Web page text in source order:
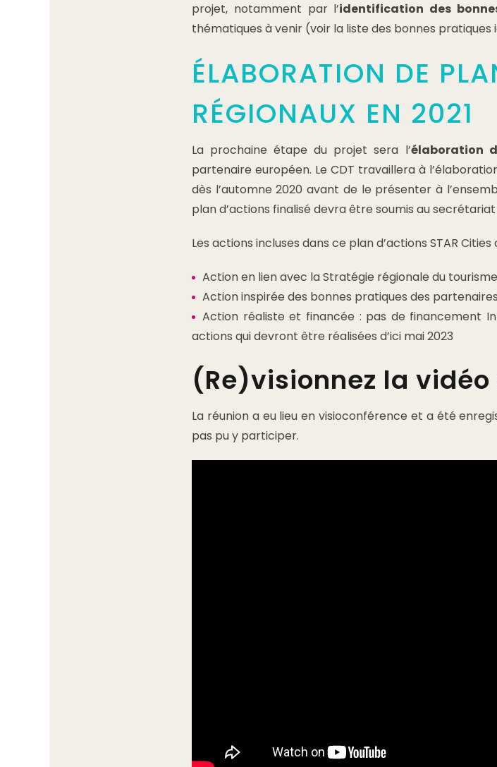
projet, notamment par l’identification des
thématiques à venir (voir la liste des bonnes pratiques
ÉLABORATION DE
RÉGIONAUX EN 2021
La prochaine étape du projet sera l’élaboration
partenaire européen. Le CDT travaillera à
dès l’automne 2020 avant de le présenter à
plan d’actions finalisé devra être soumis au secrétariat
Les actions incluses dans ce plan d’actions STAR
Action en lien avec la Stratégie régionale du
Action inspirée des bonnes pratiques des
Action réaliste et financée : pas de financement
actions qui devront être réalisées d’ici mai 2023
(Re)visionnez la
La réunion a eu lieu en visioconférence et a été
pas pu y participer.